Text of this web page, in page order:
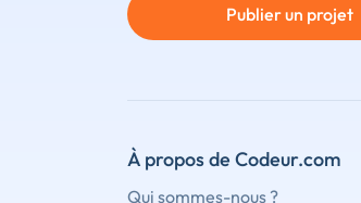
Publier un projet
À propos de Codeur.com
Qui sommes-nous ?